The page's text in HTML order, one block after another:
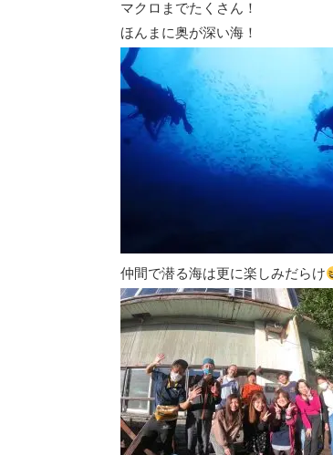
マクロまでたくさん！
ほんまに奥が深い海！
仲間で潜る海は更に楽しみだらけ